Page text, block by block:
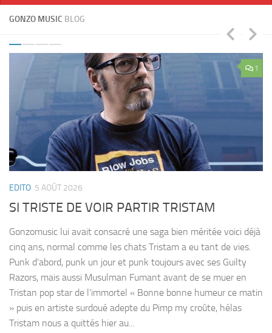
GONZO MUSIC BLOG
1
EDITO 5 AOÛT 2026
SI TRISTE DE VOIR PARTIR TRISTAM
Gonzomusic lui avait consacré une saga bien méritée voici déjà
cinq ans, normal comme les chats Tristam a eu tant de vies.
Punk d’abord, punk un jour et punk toujours avec ses Guilty
Razors, mais aussi Musulman Fumant avant de se muer en
Tristan pop star de l’immortel « Bonne bonne humeur ce matin
» puis en artiste surdoué adepte du Pimp my croûte, hélas
Tristam nous a quittés hier au...